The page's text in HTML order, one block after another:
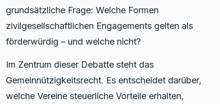
grundsätzliche Frage: Welche Formen
zivilgesellschaftlichen Engagements gelten als
förderwürdig – und welche nicht?
Im Zentrum dieser Debatte steht das
Gemeinnützigkeitsrecht. Es entscheidet darüber,
welche Vereine steuerliche Vorteile erhalten,